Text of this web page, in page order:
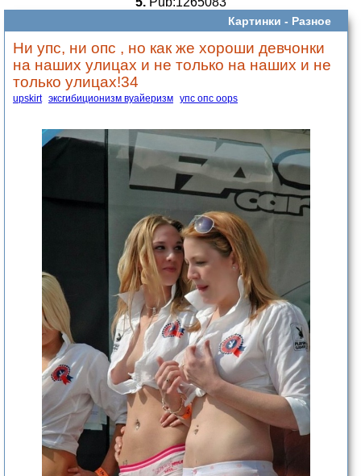
Картинки - Разное
Ни упс, ни опс , но как же хороши девчонки
на наших улицах и не только на наших и не
только улицах!34
upskirt эксгибиционизм вуайеризм упс опс oops